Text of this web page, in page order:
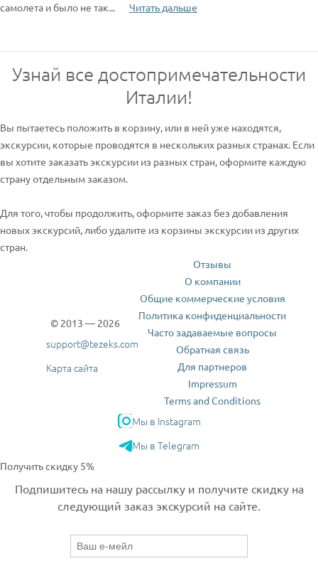
самолета и было не так... Читать дальше
Узнай все достопримечательности
Италии!
Вы пытаетесь положить в корзину, или в ней уже находятся,
экскурсии, которые проводятся в нескольких разных странах. Если
вы хотите заказать экскурсии из разных стран, оформите каждую
страну отдельным заказом.
Для того, чтобы продолжить, оформите заказ без добавления
новых экскурсий, либо удалите из корзины экскурсии из других
стран.
© 2013 — 2026
support@tezeks.com
Карта сайта
Отзывы
О компании
Общие коммерческие условия
Политика конфиденциальности
Часто задаваемые вопросы
Обратная связь
Для партнеров
Impressum
Terms and Conditions
Мы в Instagram
Мы в Telegram
Получить скидку 5%
Подпишитесь на нашу рассылку и получите скидку на
следующий заказ экскурсий на сайте.